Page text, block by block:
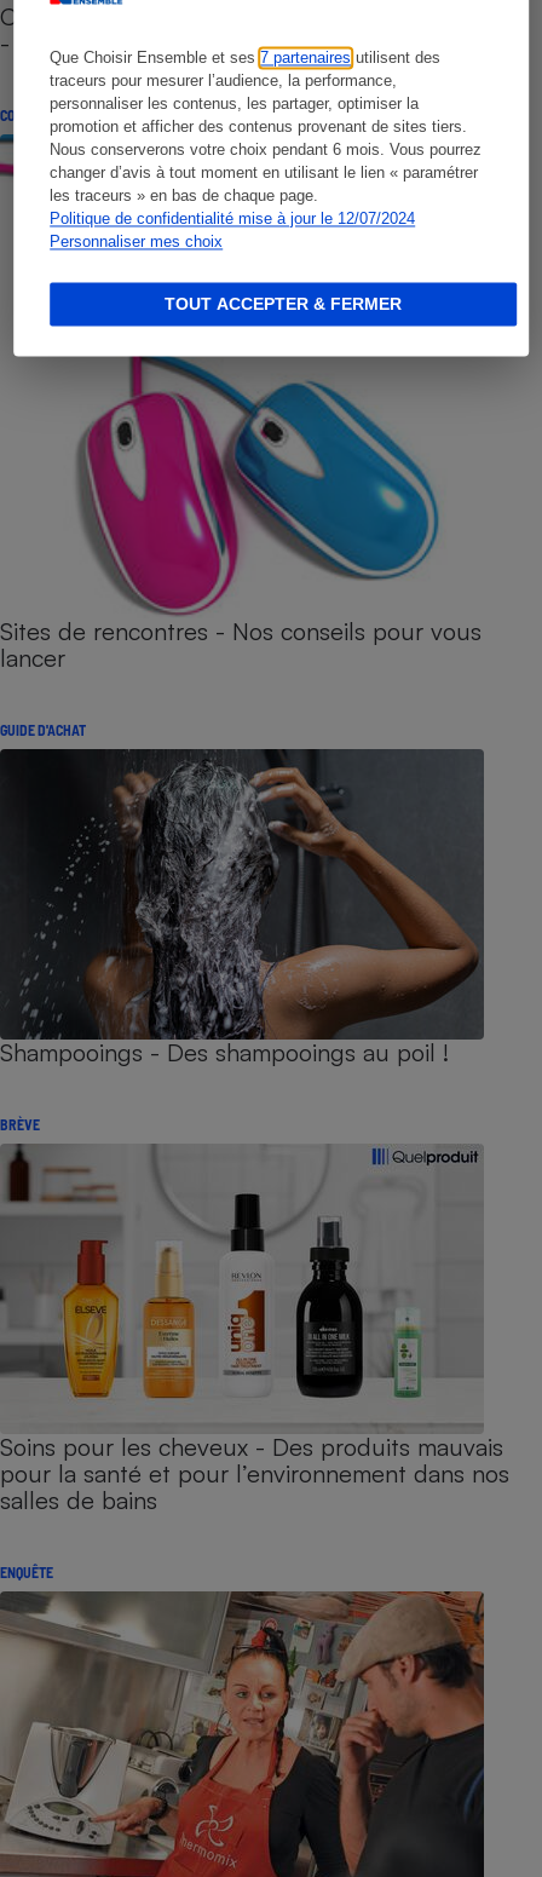
Que Choisir Ensemble et ses7 partenaires utilisent des
traceurs pour mesurer l’audience, la performance,
personnaliser les contenus, les partager, optimiser la
promotion et afficher des contenus provenant de sites tiers.
Nous conserverons votre choix pendant 6 mois. Vous pourrez
changer d’avis à tout moment en utilisant le lien « paramétrer
les traceurs » en bas de chaque page.
Politique de confidentialité mise à jour le 12/07/2024
Personnaliser mes choix
TOUT ACCEPTER & FERMER
Cafetière à capsules zéro déchet CoffeeB (vidéo)
- Premières impressions
CONSEILS
Sites de rencontres - Nos conseils pour vous
lancer
GUIDE D'ACHAT
Shampooings - Des shampooings au poil !
BRÈVE
Soins pour les cheveux - Des produits mauvais
pour la santé et pour l’environnement dans nos
salles de bains
ENQUÊTE